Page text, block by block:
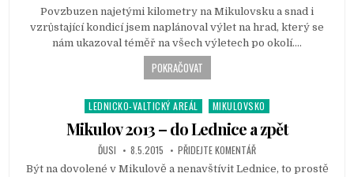
e
d
i
Povzbuzen najetými kilometry na Mikulovsku a snad i
vzrůstající kondicí jsem naplánoval výlet na hrad, který se
nám ukazoval téměř na všech výletech po okolí….
POKRAČOVAT
P
o
s
e
LEDNICKO-VALTICKÝ AREÁL MIKULOVSKO
Mikulov 2013 – do Lednice a zpět
ĎUSI 8.5.2015 PŘIDEJTE KOMENTÁŘ
Být na dovolené v Mikulově a nenavštívit Lednice, to prostě